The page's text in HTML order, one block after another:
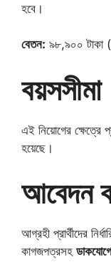
হবে।
বেতন: ৯৮,৯০০ টাকা
বয়সসীমা
এই নিয়োগের ক্ষেত্রে
হয়েছে।
আবেদন
আগ্রহী প্রার্থীদের
কাগজপত্রসহ ডাকযোগে